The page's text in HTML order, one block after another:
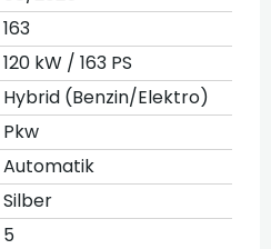
163
120 kW / 163 PS
Hybrid (Benzin/Elektro)
Pkw
Automatik
Silber
5